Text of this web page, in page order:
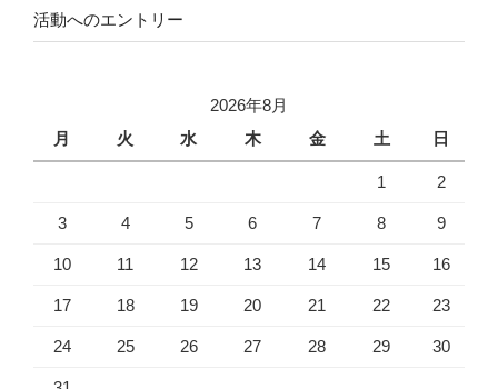
活動へのエントリー
2026年8月
月
火 水 木 金 土 日
1 2
3 4 5 6 7 8 9
10 11 12 13 14 15 16
17 18 19 20 21 22 23
24 25 26 27 28 29 30